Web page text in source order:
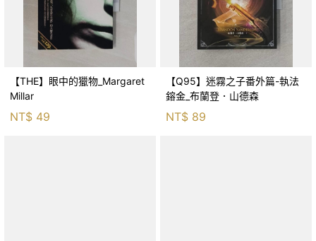
【THE】眼中的獵物_Margaret
Millar
NT$ 49
【Q95】迷霧之子番外篇-執法
鎔金_布蘭登．山德森
NT$ 89